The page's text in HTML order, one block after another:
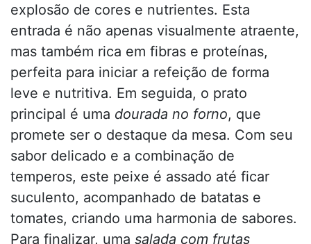
explosão de cores e nutrientes. Esta
entrada é não apenas visualmente atraente,
mas também rica em fibras e proteínas,
perfeita para iniciar a refeição de forma
leve e nutritiva. Em seguida, o prato
principal é uma dourada no forno, que
promete ser o destaque da mesa. Com seu
sabor delicado e a combinação de
temperos, este peixe é assado até ficar
suculento, acompanhado de batatas e
tomates, criando uma harmonia de sabores.
Para finalizar, uma salada com frutas